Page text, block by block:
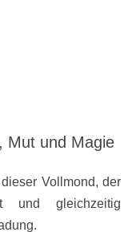
Mut und Magie
Vollmond, der
und gleichzeitig